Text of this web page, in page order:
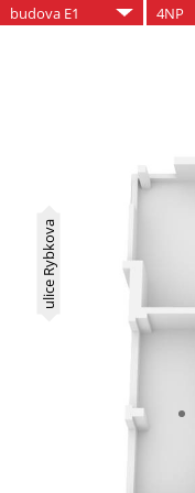
budova E1 4NP
ulice Rybkova